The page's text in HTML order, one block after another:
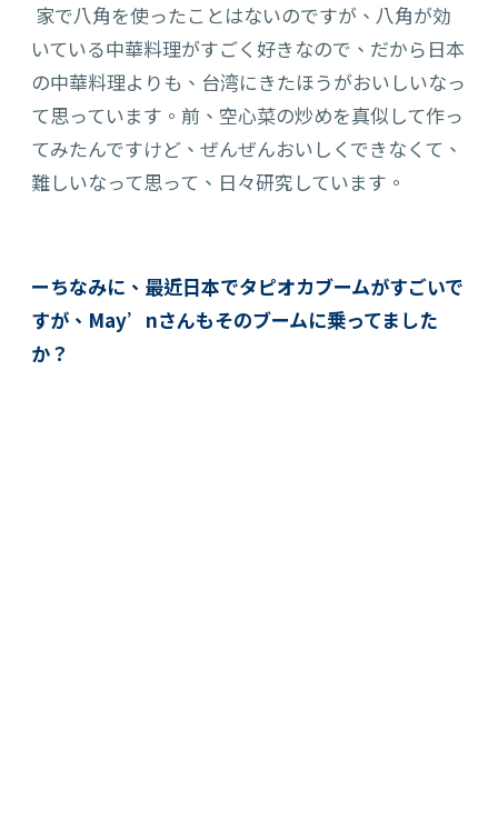
家で八角を使ったことはないのですが 、八角が効
いている中華料理がすごく好きなので、だから日本
の中華料理よりも、台湾にきたほうがおいしいなっ
て思っています。前、空心菜の炒めを真似して作っ
てみたんですけど、ぜんぜんおいしくできなくて、
難しいなって思って、日々研究しています。
ーちなみに、最近日本でタピオカブームがすごいで
すが、May’nさんもそのブームに乗ってました
か？